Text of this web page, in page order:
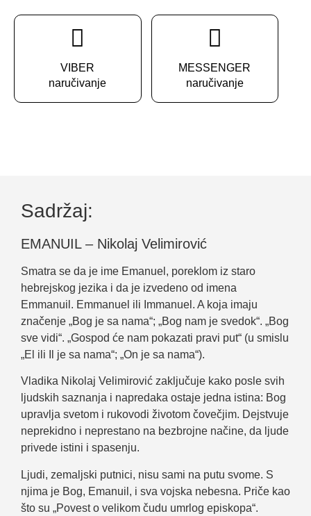
VIBER
naručivanje
MESSENGER
naručivanje
Sadržaj:
EMANUIL – Nikolaj Velimirović
Smatra se da je ime Emanuel, poreklom iz staro
hebrejskog jezika i da je izvedeno od imena
Emmanuil. Emmanuel ili Immanuel. A koja imaju
značenje „Bog je sa nama“; „Bog nam je svedok“. „Bog
sve vidi“. „Gospod će nam pokazati pravi put“ (u smislu
„El ili Il je sa nama“; „On je sa nama“).
Vladika Nikolaj Velimirović zaključuje kako posle svih
ljudskih saznanja i napredaka ostaje jedna istina: Bog
upravlja svetom i rukovodi životom čovečjim. Dejstvuje
neprekidno i neprestano na bezbrojne načine, da ljude
privede istini i spasenju.
Ljudi, zemaljski putnici, nisu sami na putu svome. S
njima je Bog, Emanuil, i sva vojska nebesna. Priče kao
što su „Povest o velikom čudu umrlog episkopa“.